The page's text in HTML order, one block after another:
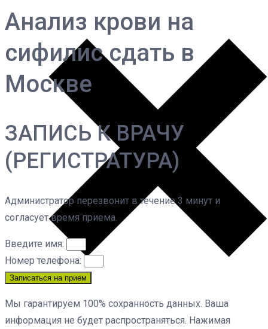
Анализ крови на
сифилис сдать в
Москве
ЗАПИСЬ К ВРАЧУ
(РЕГИСТРАТУРА)
Администратор перезвонит в течение 3 минут и
согласует время приема.
Введите имя:
Номер телефона:
Записаться на прием
Мы гарантируем 100% сохранность данных. Ваша
информация не будет распространяться. Нажимая